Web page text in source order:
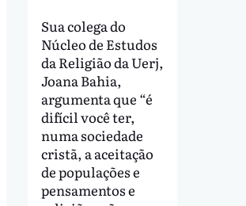
Sua colega do
Núcleo de Estudos
da Religião da Uerj,
Joana Bahia,
argumenta que “é
difícil você ter,
numa sociedade
cristã, a aceitação
de populações e
pensamentos e